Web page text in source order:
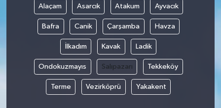
Alaçam Asarcık Atakum Ayvacık
Bafra Canik Çarşamba Havza
İlkadım Kavak Ladik
Ondokuzmayıs Salıpazarı Tekkeköy
Terme Vezirköprü Yakakent